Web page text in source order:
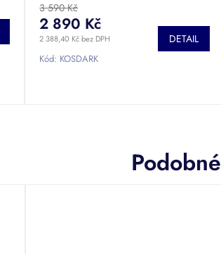
3 590 Kč
2 388,40 Kč bez DPH
2 890 Kč
DETAIL
Kód: KOSDARK